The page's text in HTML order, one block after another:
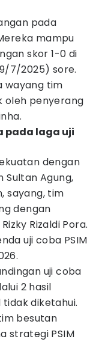
pada
mampu
skor 1-0 di
7/2025) sore.
wayang tim
oleh penyerang
pada laga uji
dengan
Sultan Agung,
sayang, tim
dengan
Rizaldi Pora.
uji coba PSIM
uji coba
2 hasil
tidak diketahui.
besutan
strategi PSIM